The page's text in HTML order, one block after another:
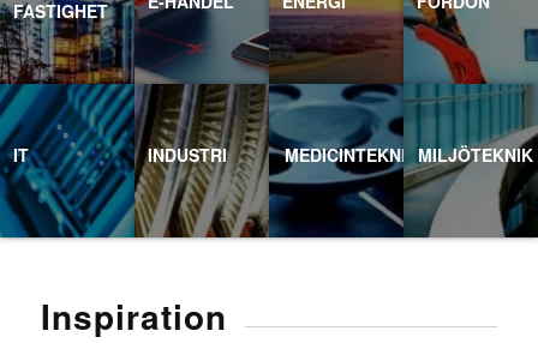
FASTIGHET
IT INDUSTRI MEDICINTEKNIKMILJÖTEKNIK
Inspiration